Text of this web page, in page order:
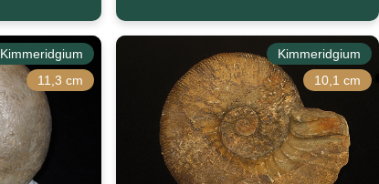
Kimmeridgium
11,3 cm
Kimmeridgium
10,1 cm